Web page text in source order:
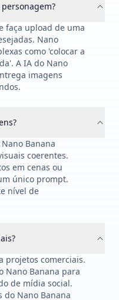
faça upload de uma
Nano
como 'colocar a
A IA do Nano
imagens
Banana
coerentes.
em cenas ou
único prompt.
nível de
projetos comerciais.
Nano Banana para
de mídia social.
do Nano Banana